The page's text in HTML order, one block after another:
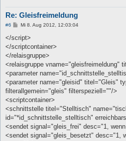
Re: Gleisfreimeldung
#6
B
i
r
a
Mi 8. Aug 2012, 12:03:04
</script>
</scriptcontainer>
</relaisgruppe>
<relaisgruppe vname="gleisfreimeldung"
<parameter
<parameter name="gleisid" titel="Gleis"
filterallgemein="gleis" filterspeziell=""/>
<scriptcontainer>
<schnittstelle titel="Stelltisch"
id="*id_schnittstelle_stelltisch"
<sendet signal="gleis_frei" desc="1,
<sendet signal="gleis_besetzt" desc="1,